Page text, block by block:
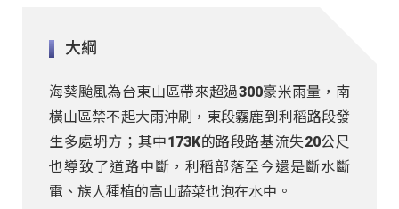
大綱
海葵颱風為台東山區帶來超過300豪米雨量，南
橫山區禁不起大雨沖刷，東段霧鹿到利稻路段發
生多處坍方；其中173K的路段路基流失20公尺
也導致了道路中斷，利稻部落至今還是斷水斷
電、族人種植的高山蔬菜也泡在水中。